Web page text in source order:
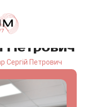
Петрович
Сергій Петрович